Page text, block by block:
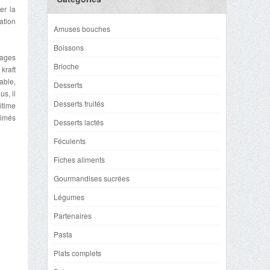
la
il
Amuses bouches
Boissons
Brioche
Desserts
Desserts fruités
Desserts lactés
Féculents
Fiches aliments
Gourmandises sucrées
Légumes
Partenaires
Pasta
Plats complets